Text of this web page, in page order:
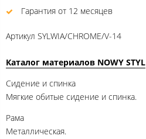
Гарантия от 12 месяцев
Артикул SYLWIA/CHROME/V-14
Каталог материалов NOWY STYL
Сидение и спинка
Мягкие обитые сидение и спинка.
Рама
Металлическая.